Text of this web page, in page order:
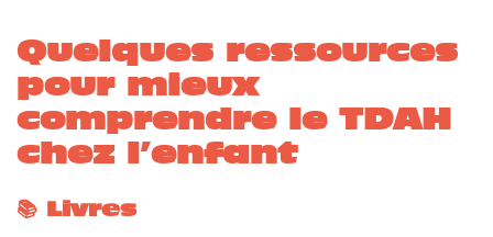
Quelques ressources
pour mieux
comprendre le TDAH
chez l’enfant
📚 Livres